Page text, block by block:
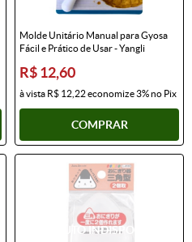
Molde Unitário Manual para Gyosa
Fácil e Prático de Usar - Yangli
R$ 12,60
à vista R$ 12,22economize3%no Pix
COMPRAR